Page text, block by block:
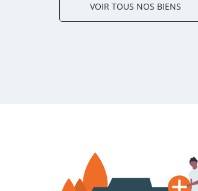
VOIR TOUS NOS BIENS